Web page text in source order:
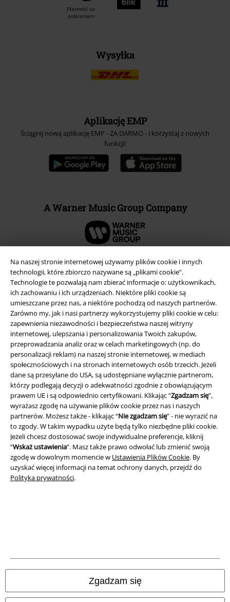
Na naszej stronie internetowej używamy plików cookie i innych
technologii, które zbiorczo nazywane są „plikami cookie”.
Technologie te pozwalają nam zbierać informacje o: użytkownikach,
ich zachowaniu i ich urządzeniach. Niektóre pliki cookie są
umieszczane przez nas, a niektóre pochodzą od naszych partnerów.
Zarówno my, jak i nasi partnerzy wykorzystujemy pliki cookie w celu:
zapewnienia niezawodności i bezpieczeństwa naszej witryny
internetowej, ulepszania i personalizowania Twoich zakupów,
przeprowadzania analiz oraz w celach marketingowych (np. do
personalizacji reklam) na naszej stronie internetowej, w mediach
społecznościowych i na stronach internetowych osób trzecich. Jeżeli
dane są przesyłane do USA, są udostępniane wyłącznie partnerom,
którzy podlegają decyzji o adekwatności zgodnie z obowiązującym
prawem UE i są odpowiednio certyfikowani. Klikając “Zgadzam się”,
wyrażasz zgodę na używanie plików cookie przez nas i naszych
partnerów. Możesz także - klikając “Nie zgadzam się” - nie wyrazić na
to zgody. W takim wypadku użyte będą tylko niezbędne pliki cookie.
Jeżeli chcesz dostosować swoje indywidualne preferencje, kliknij
“Wskaż ustawienia”. Masz także prawo odwołać lub zmienić swoją
zgodę w dowolnym momencie w Ustawienia Plików Cookie. By
uzyskać więcej informacji na temat ochrony danych, przejdź do
Polityka prywatności.
Zgadzam się
Płatność za
pobraniem
Wysyłka
Aplikację EMP
Ściągnij nową aplikację EMP - ZA DARMO - i korzystaj z nowych
funkcji!
A Warner Music Group Company
Informacje prawne
Regulamin
Dane firmy
Polityka prywatności
Unieszkodliwianie odpadów i ochrona środowiska
Deklaracja Zgodności
Wszystkie ceny zawierają podatek VAT. Nie zawierająkosztów
wysyłki.
© 1986-2026 E.M.P. Merchandising HGmbH